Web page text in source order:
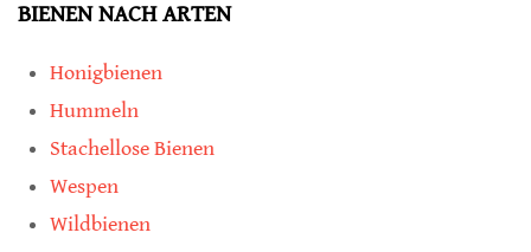
BIENEN NACH ARTEN
Honigbienen
Hummeln
Stachellose Bienen
Wespen
Wildbienen